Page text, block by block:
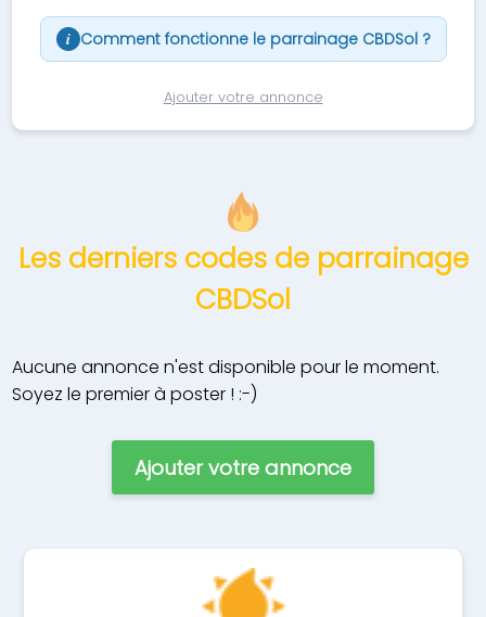
i Comment fonctionne le parrainage CBDSol ?
Ajouter votre annonce
Les derniers codes de parrainage
CBDSol
Aucune annonce n'est disponible pour le moment.
Soyez le premier à poster ! :-)
Ajouter votre annonce